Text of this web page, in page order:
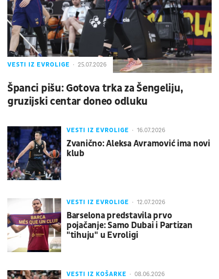
VESTI IZ EVROLIGE 25.07.2026
Španci pišu: Gotova trka za Šengeliju,
gruzijski centar doneo odluku
VESTI IZ EVROLIGE 16.07.2026
Zvanično: Aleksa Avramović ima novi
klub
VESTI IZ EVROLIGE 12.07.2026
Barselona predstavila prvo
pojačanje: Samo Dubai i Partizan
"tihuju" u Evroligi
VESTI IZ KOŠARKE 08.06.2026